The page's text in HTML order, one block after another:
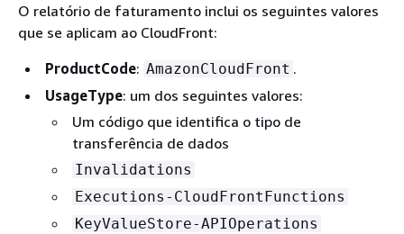
O relatório de faturamento inclui os seguintes valores
que se aplicam ao CloudFront:
ProductCode: AmazonCloudFront .
UsageType: um dos seguintes valores:
Um código que identifica o tipo de
transferência de dados
Invalidations
Executions-CloudFrontFunctions
KeyValueStore-APIOperations